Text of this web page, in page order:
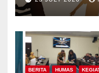
BERITA HUMAS